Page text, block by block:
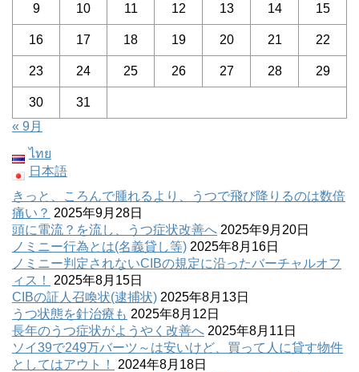
9 10 11 12 13 14 15
16 17 18 19 20 21 22
23 24 25 26 27 28 29
30
31
« 9月
ไทย
日本語
きっと、ころんで腫れるより、うつで飛び降りるのは数倍
痛い？ 2025年9月28日
頭に電流？を流し、うつ症状改善へ 2025年9月20日
ノミニー行為とは(名義貸し等) 2025年8月16日
ノミニー判定されないCIBの規定に沿ったバーチャルオフ
ィス！
2025年8月15日
CIBの証人召喚状(逮捕状) 2025年8月13日
うつ状態を針治療も 2025年8月12日
長年のうつ症状がようやく改善へ 2025年8月11日
ソイ39で249万バーツ～は安いけど、買って人に貸す物件
としてはアウト！
2024年8月18日